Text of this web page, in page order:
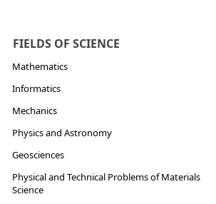
FIELDS OF SCIENCE
Mathematics
Informatics
Mechanics
Physics and Astronomy
Geosciences
Physical and Technical Problems of Materials
Science